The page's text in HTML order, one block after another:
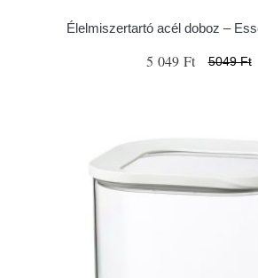
Élelmiszertartó acél doboz –
5 049 Ft 5049 Ft